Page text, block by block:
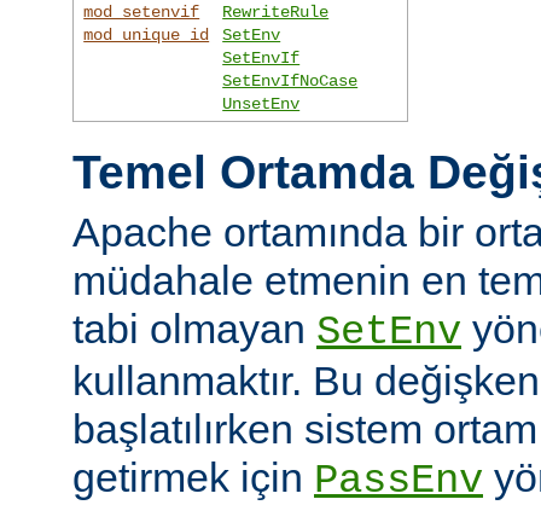
mod_setenvif
mod_unique_id
RewriteRule
SetEnv
SetEnvIf
SetEnvIfNoCase
UnsetEnv
Temel Ortamda
Apache ortamında bir
müdahale etmenin en
tabi olmayan SetEnv
kullanmaktır. Bu
başlatılırken sistem
getirmek için PassEnv